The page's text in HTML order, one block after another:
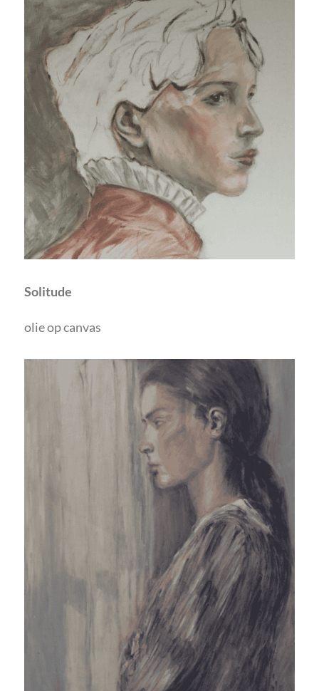
Solitude
olie op canvas